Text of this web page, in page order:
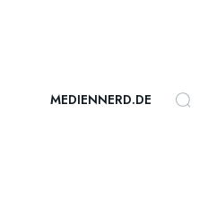
MEDIENNERD.DE